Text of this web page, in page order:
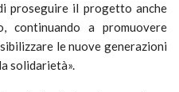
proseguire il progetto anche
continuando a promuovere
le nuove generazioni
solidarietà».